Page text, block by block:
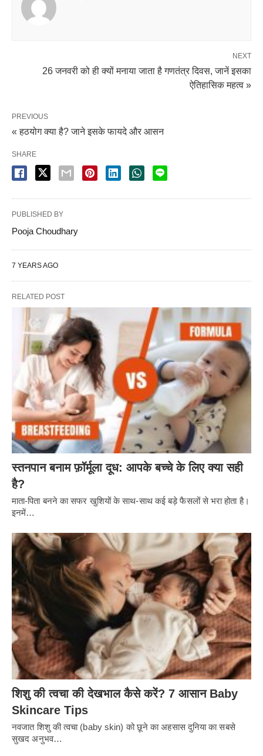
NEXT
26 जनवरी को ही क्यों मनाया जाता है गणतंत्र दिवस, जानें इसका
ऐतिहासिक महत्व »
PREVIOUS
« हठयोग क्या है? जाने इसके फायदे और आसन
SHARE
PUBLISHED BY
Pooja Choudhary
7 YEARS AGO
RELATED POST
स्तनपान बनाम फ़ॉर्मूला दूध: आपके बच्चे के लिए क्या सही
है?
माता-पिता बनने का सफर खुशियों के साथ-साथ कई बड़े फैसलों से भरा होता है।
इनमें…
शिशु की त्वचा की देखभाल कैसे करें? 7 आसान Baby
Skincare Tips
नवजात शिशु की त्वचा (baby skin) को छूने का अहसास दुनिया का सबसे
सुखद अनुभव…